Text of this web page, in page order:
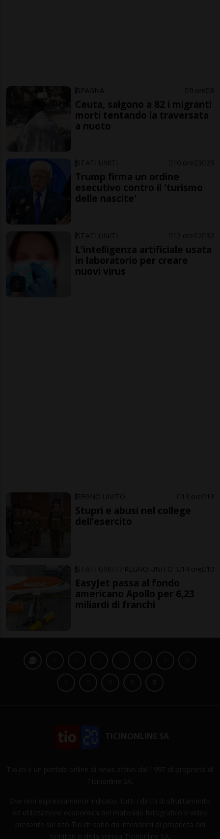
SPAGNA 9 ore 8
Ceuta, salgono a 82 i migranti
morti tentando la traversata
a nuoto
STATI UNITI 10 ore 3 29
Trump firma un ordine
esecutivo contro il 'turismo
delle nascite'
STATI UNITI 12 ore 2 32
L'intelligenza artificiale usata
in laboratorio per creare
nuovi virus
REGNO UNITO 13 ore 13
Stupri e abusi nel college
dell’esercito
STATI UNITI / REGNO UNITO 14 ore 10
EasyJet passa al fondo
americano Apollo per 6,23
miliardi di franchi